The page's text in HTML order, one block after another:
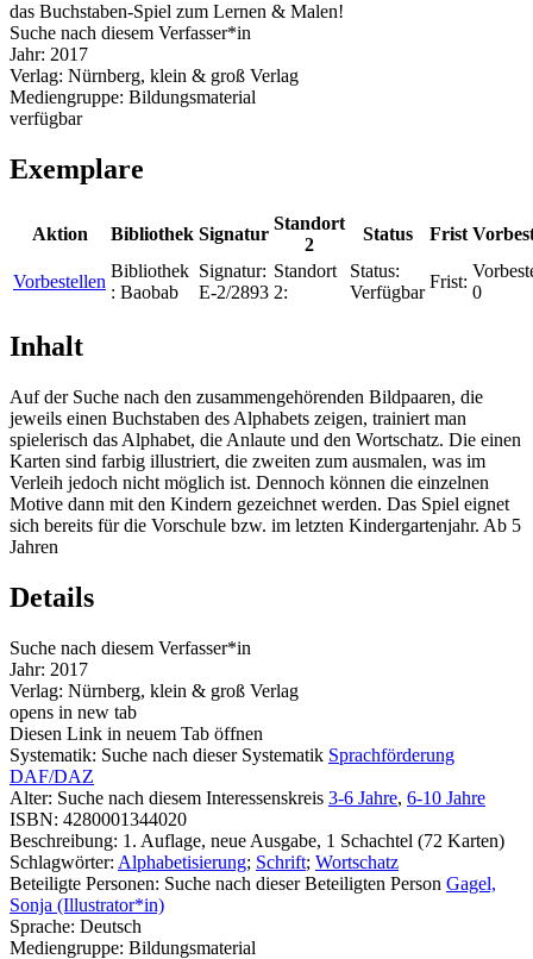
das Buchstaben-Spiel zum Lernen & Malen!
Suche nach diesem Verfasser*in
Jahr: 2017
Verlag: Nürnberg, klein & groß Verlag
Mediengruppe: Bildungsmaterial
verfügbar
Exemplare
Aktion Bibliothek Signatur
Standort
2
Status Frist
Vorbestellen
Bibliothek
: Baobab
Signatur:
E-2/2893
Standort
2:
Status:
Verfügbar
Frist:
0
Inhalt
Auf der Suche nach den zusammengehörenden Bildpaaren, die
jeweils einen Buchstaben des Alphabets zeigen, trainiert man
spielerisch das Alphabet, die Anlaute und den Wortschatz. Die einen
Karten sind farbig illustriert, die zweiten zum ausmalen, was im
Verleih jedoch nicht möglich ist. Dennoch können die einzelnen
Motive dann mit den Kindern gezeichnet werden. Das Spiel eignet
sich bereits für die Vorschule bzw. im letzten Kindergartenjahr. Ab 5
Jahren
Details
Suche nach diesem Verfasser*in
Jahr: 2017
Verlag: Nürnberg, klein & groß Verlag
opens in new tab
Diesen Link in neuem Tab öffnen
Systematik: Suche nach dieser Systematik Sprachförderung
DAF/DAZ
Alter: Suche nach diesem Interessenskreis 3-6 Jahre, 6-10 Jahre
ISBN: 4280001344020
Beschreibung: 1. Auflage, neue Ausgabe, 1 Schachtel (72 Karten)
Schlagwörter: Alphabetisierung; Schrift; Wortschatz
Beteiligte Personen: Suche nach dieser Beteiligten Person Gagel,
Sonja (Illustrator*in)
Sprache: Deutsch
Mediengruppe: Bildungsmaterial